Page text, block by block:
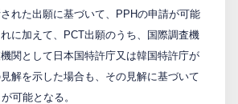
れた出願に基づいて、PPHの申請が可能
に加えて、PCT出願のうち、国際調査機
関として日本国特許庁又は韓国特許庁が
解を示した場合も、その見解に基づいて
可能となる。